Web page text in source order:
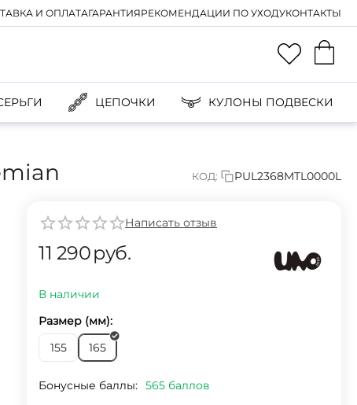
И ОПЛАТАГАРАНТИЯРЕКОМЕНДАЦИИ ПО УХОДУКОНТАКТЫ
ЦЕПОЧКИ КУЛОНЫ ПОДВЕСКИ
КОД: PUL2368MTL0000L
Написать отзыв
11 290руб.
В наличии
Размер (мм):
155
165
Бонусные баллы: 565 баллов